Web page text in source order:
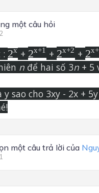
một câu hỏi
2x
2x+ 2x+1
2x+1+ 2x+2
2x+2+ 2x+
n để hai số 3n + 5
sao cho 3xy - 2x +
một câu trả lời của